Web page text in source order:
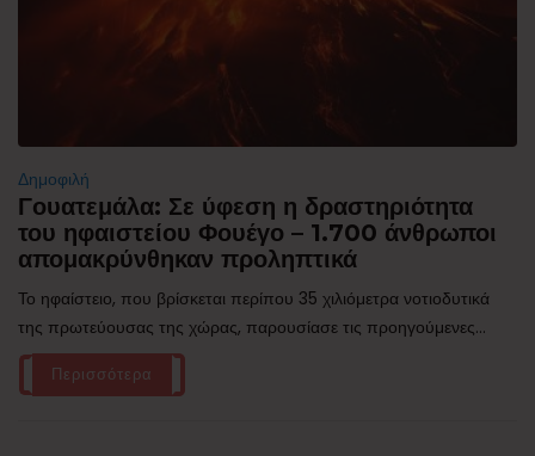
Δημοφιλή
Γουατεμάλα: Σε ύφεση η δραστηριότητα
του ηφαιστείου Φουέγο – 1.700 άνθρωποι
απομακρύνθηκαν προληπτικά
Το ηφαίστειο, που βρίσκεται περίπου 35 χιλιόμετρα νοτιοδυτικά
της πρωτεύουσας της χώρας, παρουσίασε τις προηγούμενες...
Περισσότερα